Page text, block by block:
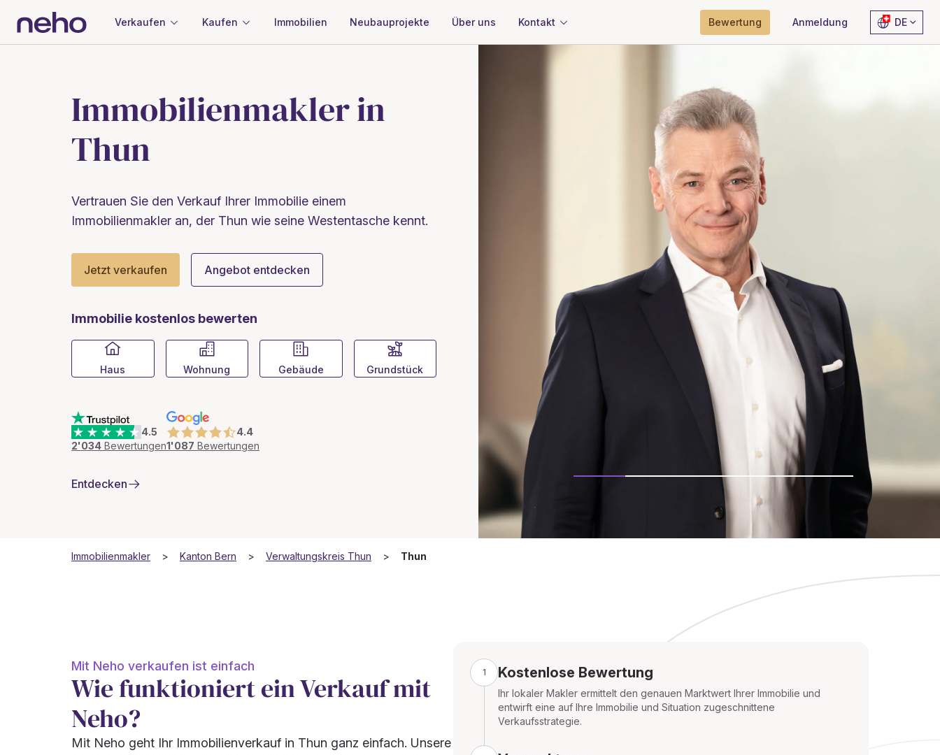
Verkaufen Kaufen Immobilien Neubauprojekte Über uns Kontakt Bewertung Anmeldung DE
Immobilienmakler in
Thun
Vertrauen Sie den Verkauf Ihrer Immobilie einem
Immobilienmakler an, der Thun wie seine Westentasche kennt.
Jetzt verkaufen Angebot entdecken
Immobilie kostenlos bewerten
Haus Wohnung Gebäude Grundstück
4.5
2'034 Bewertungen
4.4
1'087 Bewertungen
Entdecken
Immobilienmakler Kanton Bern Verwaltungskreis Thun Thun
Mit Neho verkaufen ist einfach
Wie funktioniert ein Verkauf mit
Neho?
Mit Neho geht Ihr Immobilienverkauf in Thun ganz einfach. Unsere
1 Kostenlose Bewertung
Ihr lokaler Makler ermittelt den genauen Marktwert Ihrer Immobilie und
entwirft eine auf Ihre Immobilie und Situation zugeschnittene
Verkaufsstrategie.